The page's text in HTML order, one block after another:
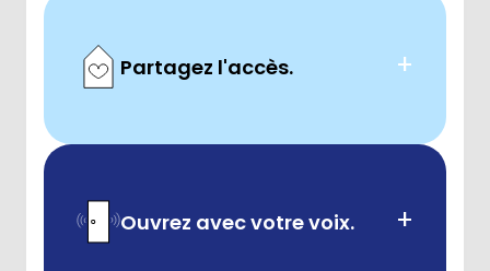
+
Partagez l'accès.
+
Ouvrez avec votre voix.